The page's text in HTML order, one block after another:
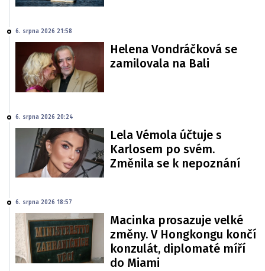
6. srpna 2026 21:58
Helena Vondráčková se
zamilovala na Bali
6. srpna 2026 20:24
Lela Vémola účtuje s
Karlosem po svém.
Změnila se k nepoznání
6. srpna 2026 18:57
Macinka prosazuje velké
změny. V Hongkongu končí
konzulát, diplomaté míří
do Miami